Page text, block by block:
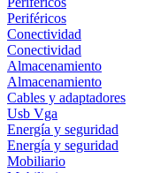
Periféricos
Conectividad
Conectividad
Almacenamiento
Almacenamiento
Cables y adaptadores
Usb Vga
Energía y seguridad
Energía y seguridad
Mobiliario